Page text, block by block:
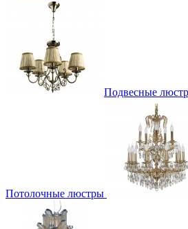
Подвесные
Потолочные люстры